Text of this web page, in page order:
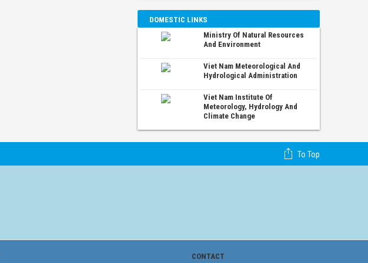
DOMESTIC LINKS
Ministry Of Natural Resources
And Environment
Viet Nam Meteorological And
Hydrological Administration
Viet Nam Institute Of
Meteorology, Hydrology And
Climate Change
To Top
CONTACT